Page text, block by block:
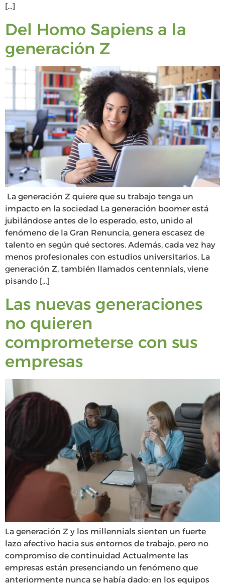
[…]
Del Homo Sapiens a la
generación Z
La generación Z quiere que su trabajo tenga un
impacto en la sociedad La generación boomer está
jubilándose antes de lo esperado, esto, unido al
fenómeno de la Gran Renuncia, genera escasez de
talento en según qué sectores. Además, cada vez hay
menos profesionales con estudios universitarios. La
generación Z, también llamados centennials, viene
pisando […]
Las nuevas generaciones
no quieren
comprometerse con sus
empresas
La generación Z y los millennials sienten un fuerte
lazo afectivo hacia sus entornos de trabajo, pero no
compromiso de continuidad Actualmente las
empresas están presenciando un fenómeno que
anteriormente nunca se había dado: en los equipos